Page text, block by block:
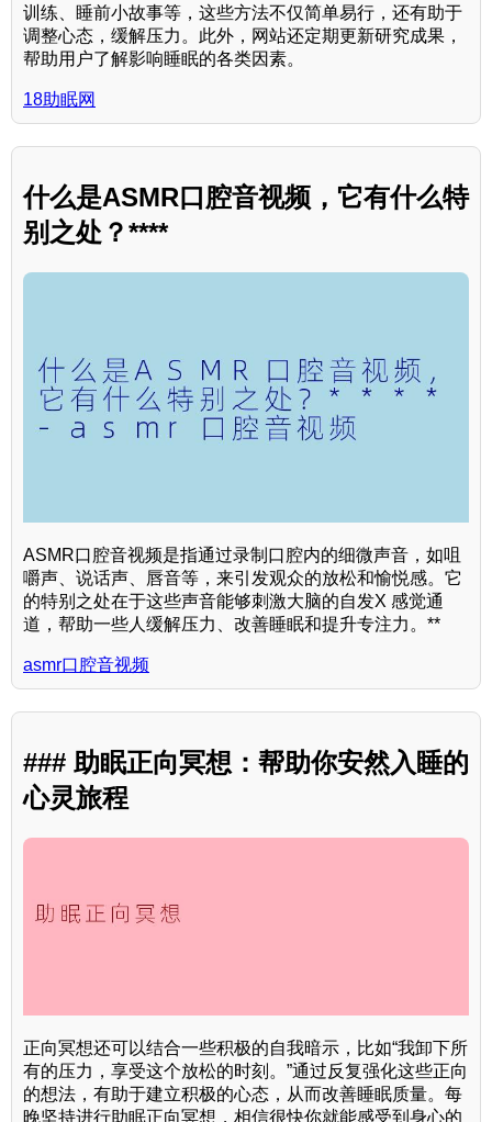
训练、睡前小故事等，这些方法不仅简单易行，还有助于
调整心态，缓解压力。此外，网站还定期更新研究成果，
帮助用户了解影响睡眠的各类因素。
18助眠网
什么是ASMR口腔音视频，它有什么特
别之处？****
ASMR口腔音视频是指通过录制口腔内的细微声音，如咀
嚼声、说话声、唇音等，来引发观众的放松和愉悦感。它
的特别之处在于这些声音能够刺激大脑的自发X 感觉通
道，帮助一些人缓解压力、改善睡眠和提升专注力。**
asmr口腔音视频
### 助眠正向冥想：帮助你安然入睡的
心灵旅程
正向冥想还可以结合一些积极的自我暗示，比如“我卸下所
有的压力，享受这个放松的时刻。”通过反复强化这些正向
的想法，有助于建立积极的心态，从而改善睡眠质量。每
晚坚持进行助眠正向冥想，相信很快你就能感受到身心的